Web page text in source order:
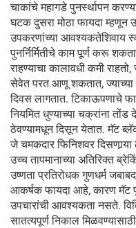
चाकांचे महागडे पुनर्स्थापन
घटक दुसरा मोठा फायदा म्हणून
उपकरणांच्या आवश्यकतेशिवाय
पुनर्निर्मितीचे काम पूर्ण करू
राहण्याचा कालावधी कमी
सेवेत परत आणू शकतात, ज्याच्या
दिवस लागतात. टिकाऊपणाचे
नियमित धुण्याच्या चक्रांना
ठेवण्यामधून दिसून येतात. मॅट
जे चमकदार फिनिशवर
उच्च तापमानाच्या अतिरिक्त
उष्णता प्रतिरोधक गुणधर्म
आकर्षक फायदा आहे, कारण मॅट
उपचारांची आवश्यकता नसते.
सातत्यपूर्ण निकाल